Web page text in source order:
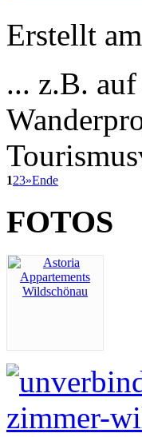
Erstellt
... z.B.
123»Ende
FOTOS